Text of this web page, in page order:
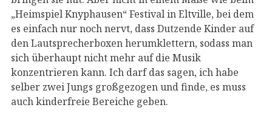
„Heimspiel Knyphausen“ Festival in Eltville, bei dem
es einfach nur noch nervt, dass Dutzende Kinder auf
den Lautsprecherboxen herumklettern, sodass man
sich überhaupt nicht mehr auf die Musik
konzentrieren kann. Ich darf das sagen, ich habe
selber zwei Jungs großgezogen und finde, es muss
auch kinderfreie Bereiche geben.